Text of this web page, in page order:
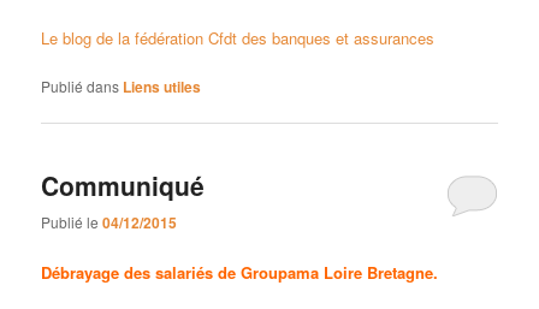
Le blog de la fédération Cfdt des banques et assurances
Publié dans Liens utiles
Communiqué
Publié le04/12/2015
Débrayage des salariés de Groupama Loire Bretagne.